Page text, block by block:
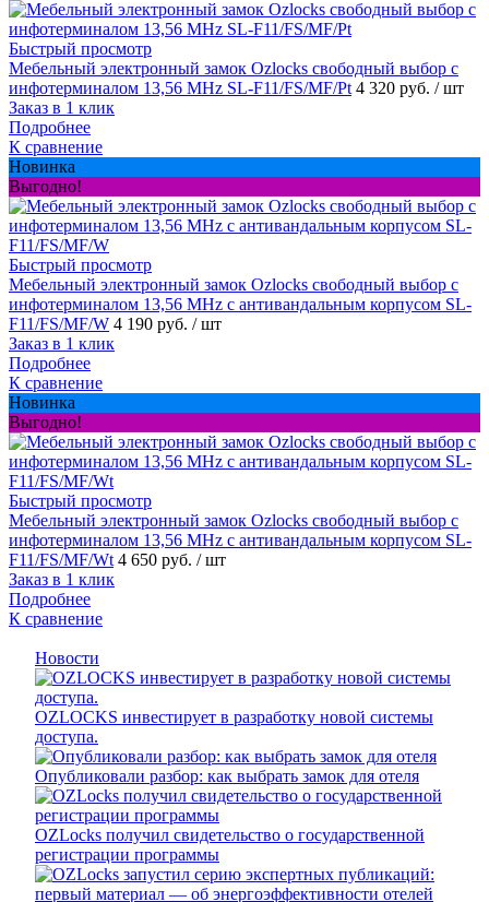
Быстрый просмотр
Мебельный электронный замок Ozlocks свободный выбор с
инфотерминалом 13,56 MHz SL-F11/FS/MF/Pt 4 320 руб. / шт
Заказ в 1 клик
Подробнее
К сравнение
Новинка
Выгодно!
Быстрый просмотр
Мебельный электронный замок Ozlocks свободный выбор с
инфотерминалом 13,56 MHz с антивандальным корпусом SL-
F11/FS/MF/W 4 190 руб. / шт
Заказ в 1 клик
Подробнее
К сравнение
Новинка
Выгодно!
Быстрый просмотр
Мебельный электронный замок Ozlocks свободный выбор с
инфотерминалом 13,56 MHz с антивандальным корпусом SL-
F11/FS/MF/Wt 4 650 руб. / шт
Заказ в 1 клик
Подробнее
К сравнение
Новости
OZLOCKS инвестирует в разработку новой системы
доступа.
Опубликовали разбор: как выбрать замок для отеля
OZLocks получил свидетельство о государственной
регистрации программы